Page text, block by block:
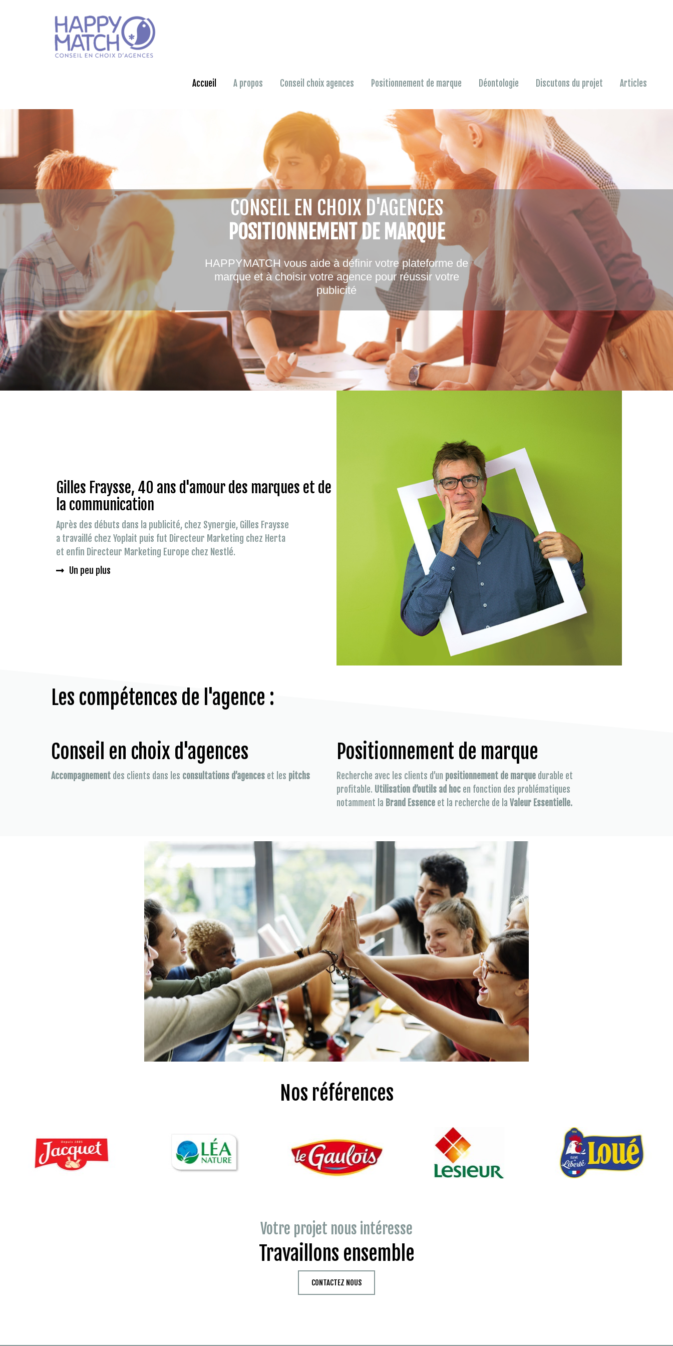
Accueil A propos Conseil choix agences Positionnement de marque Déontologie Discutons du projet Articles
CONSEIL EN CHOIX D'AGENCES
POSITIONNEMENT DE MARQUE
HAPPYMATCH vous aide à définir votre plateforme de
marque et à choisir votre agence pour réussir votre
publicité
Gilles Fraysse, 40 ans d'amour des marques et de
la communication
Après des débuts dans la publicité, chez Synergie, Gilles Fraysse
a travaillé chez Yoplait puis fut Directeur Marketing chez Herta
et enfin Directeur Marketing Europe chez Nestlé.
Un peu plus
Les compétences de l'agence :
Conseil en choix d'agences
Accompagnement des clients dans les consultations d’agences et les pitchs
Positionnement de marque
Recherche avec les clients d’un positionnement de marque durable et
profitable. Utilisation d’outils ad hoc en fonction des problématiques
notamment la Brand Essence et la recherche de la Valeur Essentielle.
Nos références
Votre projet nous intéresse
Travaillons ensemble
CONTACTEZ NOUS